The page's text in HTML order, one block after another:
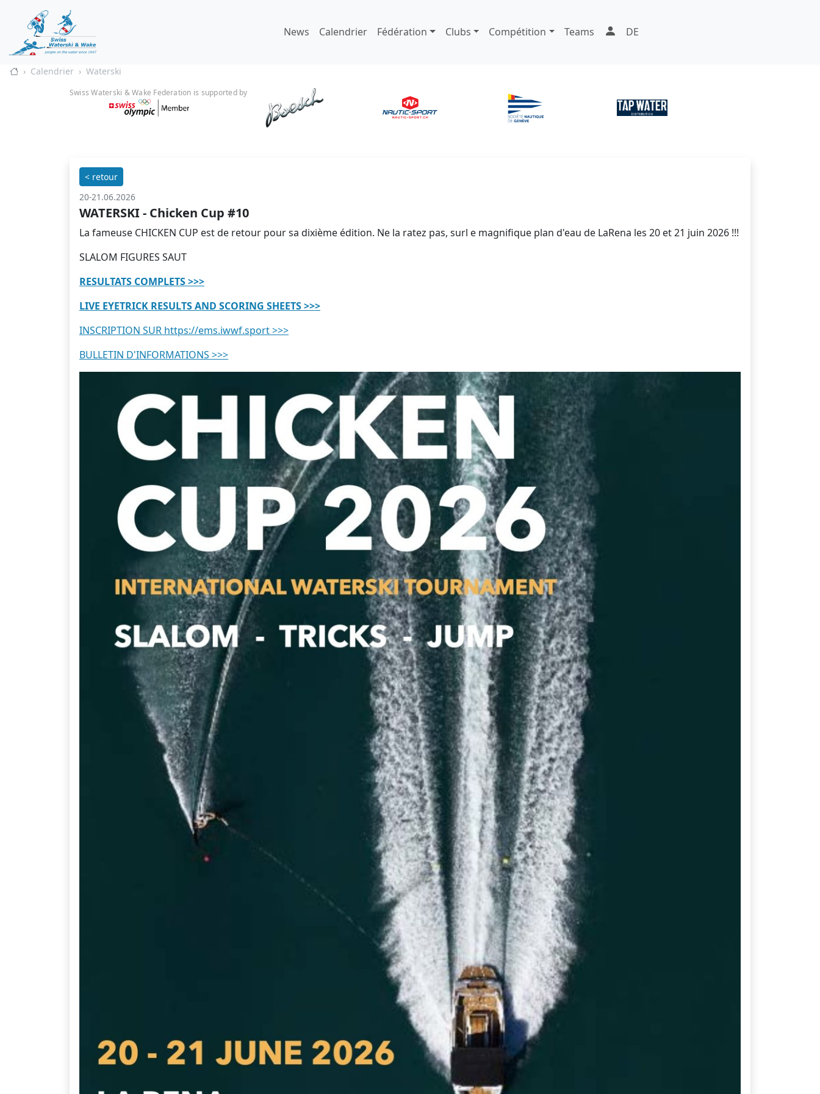
News Calendrier Fédération Clubs Compétition Teams DE
Calendrier Waterski
Swiss Waterski & Wake Federation is supported by
< retour
20-21.06.2026
WATERSKI - Chicken Cup #10
La fameuse CHICKEN CUP est de retour pour sa dixième édition. Ne la ratez pas, surl e magnifique plan d'eau de LaRena les 20 et 21 juin 2026 !!!
SLALOM FIGURES SAUT
RESULTATS COMPLETS >>>
LIVE EYETRICK RESULTS AND SCORING SHEETS >>>
INSCRIPTION SUR https://ems.iwwf.sport >>>
BULLETIN D'INFORMATIONS >>>